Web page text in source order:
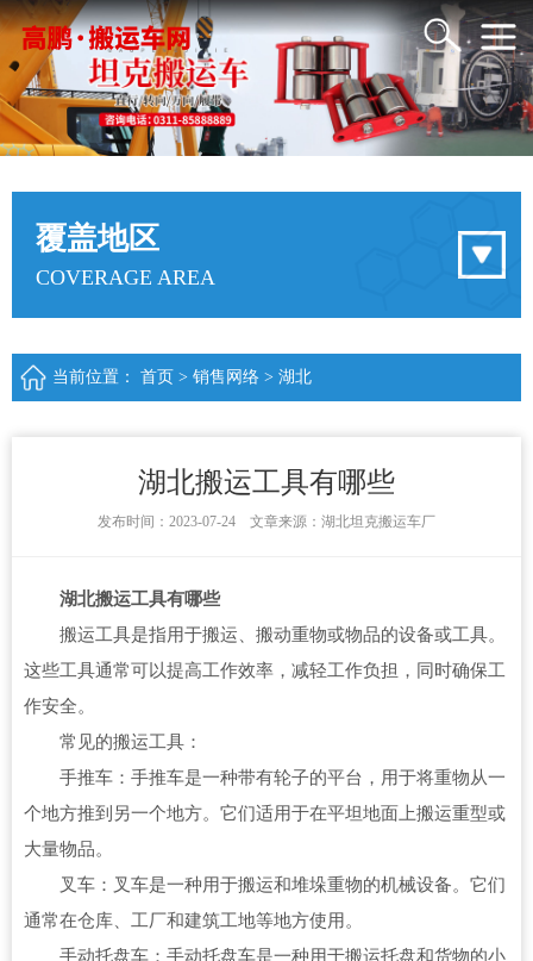
覆盖地区
COVERAGE AREA
当前位置： 首页 > 销售网络 > 湖北
湖北搬运工具有哪些
发布时间：2023-07-24 文章来源：湖北坦克搬运车厂
湖北搬运工具有哪些
搬运工具是指用于搬运、搬动重物或物品的设备或工具。
这些工具通常可以提高工作效率，减轻工作负担，同时确保工
作安全。
常见的搬运工具：
手推车：手推车是一种带有轮子的平台，用于将重物从一
个地方推到另一个地方。它们适用于在平坦地面上搬运重型或
大量物品。
叉车：叉车是一种用于搬运和堆垛重物的机械设备。它们
通常在仓库、工厂和建筑工地等地方使用。
手动托盘车：手动托盘车是一种用于搬运托盘和货物的小